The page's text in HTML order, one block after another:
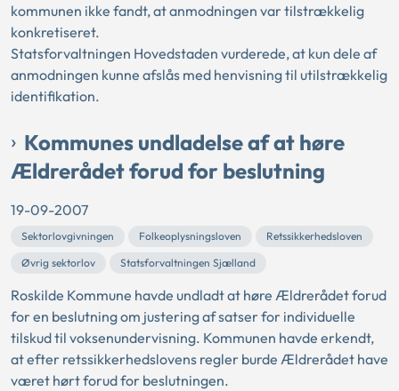
kommunen ikke fandt, at anmodningen var tilstrækkelig
konkretiseret.
Statsforvaltningen Hovedstaden vurderede, at kun dele af
anmodningen kunne afslås med henvisning til utilstrækkelig
identifikation.
Kommunes undladelse af at høre
Ældrerådet forud for beslutning
19-09-2007
Sektorlovgivningen Folkeoplysningsloven
Retssikkerhedsloven
Øvrig sektorlov
Statsforvaltningen Sjælland
Roskilde Kommune havde undladt at høre Ældrerådet forud
for en beslutning om justering af satser for individuelle
tilskud til voksenundervisning. Kommunen havde erkendt,
at efter retssikkerhedslovens regler burde Ældrerådet have
været hørt forud for beslutningen.